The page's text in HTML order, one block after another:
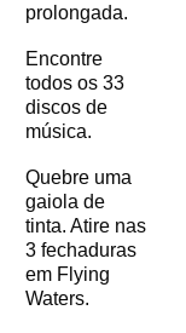
prolongada.
Encontre
todos os 33
discos de
música.
Quebre uma
gaiola de
tinta. Atire nas
3 fechaduras
em Flying
Waters.